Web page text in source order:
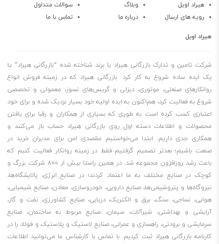
هیراد اویل وبلاگ
سوالات متداول
رویه های ارسال
درباره ما تماس با ما
هیراد اویل
شرکت تامین و تدارک بازرگانی هیراد یا برند شناخته شده “بازرگانی هیراد” بـا
یک ایده ساده شروع به کار کرد. بازرگانی هیراد که در زمینه فروش انواع
روانکارهای صنعتی، موتوری، دیزلی و گریس‌های نسوز، معمولی و تخصصی
شروع به فعالیت کرد، هم‌اکنون به ایده اولیه خود بسیار نزدیک شده و برای خود
اعتباری کسب کرده است به طوری که بسیاری از همکاران و رقبا برای یافتن
محصولات و اطلاعات دسته اول روی بازرگانی هیراد حساب باز می‌کنند و
همکاری جدی داریم. ابتدا می‌خواستیم مقصدی امن برای مدیران خرید در
صنعت باشیم؛ بعدتر تصمیم گرفتیم فقط در زمینه روانکار فعالیت کنیم که
باعث رشد روزافزون مجموعه شد. در همین راستا بیش از 800 شرکت بزرگ و
کوچک در صنایع مختلف به ما اعتماد کردند؛ در صنایع انرژی، پالایشگاه‌ها،
نیروگاه‌ها و پتروشیمی‌ها، صنایع دارویی، خودروسازی، معادن، صنایع شیمیایی،
هوایی، نساجی، سنگ، برق و الکتریک، دریایی، صنایع کشاورزی، نفت و گاز،
آرایشی و بهداشتی، شیرآلات، سیمان، صنایع مربوط به ساختمان، صنایع
سرمایشی و برودتی، راهسازی و عمرانی، صنایع لاستیک و پلاستیک و فولاد را در
کارنامه بازرگانی هیراد ثبت کردیم. با تماس با کارشناس ما می‌توانید اطلاعات